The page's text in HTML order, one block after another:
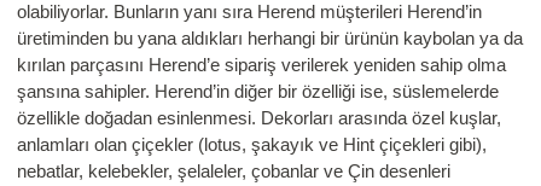
olabiliyorlar. Bunların yanı sıra Herend müşterileri Herend’in
üretiminden bu yana aldıkları herhangi bir ürünün kaybolan ya da
kırılan parçasını Herend’e sipariş verilerek yeniden sahip olma
şansına sahipler. Herend’in diğer bir özelliği ise, süslemelerde
özellikle doğadan esinlenmesi. Dekorları arasında özel kuşlar,
anlamları olan çiçekler (lotus, şakayık ve Hint çiçekleri gibi),
nebatlar, kelebekler, şelaleler, çobanlar ve Çin desenleri